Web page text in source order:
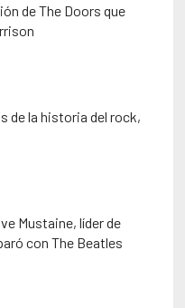
de The Doors que
de la historia del rock,
Mustaine, líder de
con The Beatles